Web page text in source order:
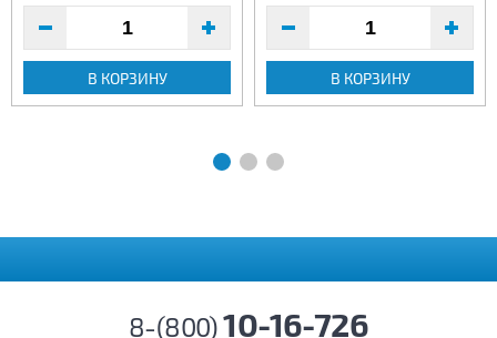
В КОРЗИНУ В КОРЗИНУ
8-(800)10-16-726